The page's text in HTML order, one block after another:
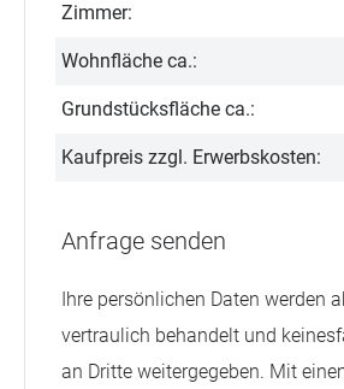
Zimmer:
Wohnfläche ca.:
Grundstücksfläche ca.:
Kaufpreis zzgl. Erwerbskosten:
Anfrage senden
Ihre persönlichen Daten werden
vertraulich behandelt und
an Dritte weitergegeben. Mit